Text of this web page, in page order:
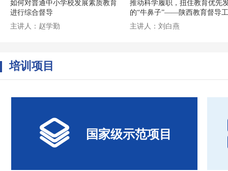
如何对普通中小学校发展素质教育
进行综合督导
主讲人：赵学勤
推动科学履职，扭住教育优先
的“牛鼻子”——陕西教育督导
思路与对策 （一）
主讲人：刘白燕
培训项目
 国家级示范项目